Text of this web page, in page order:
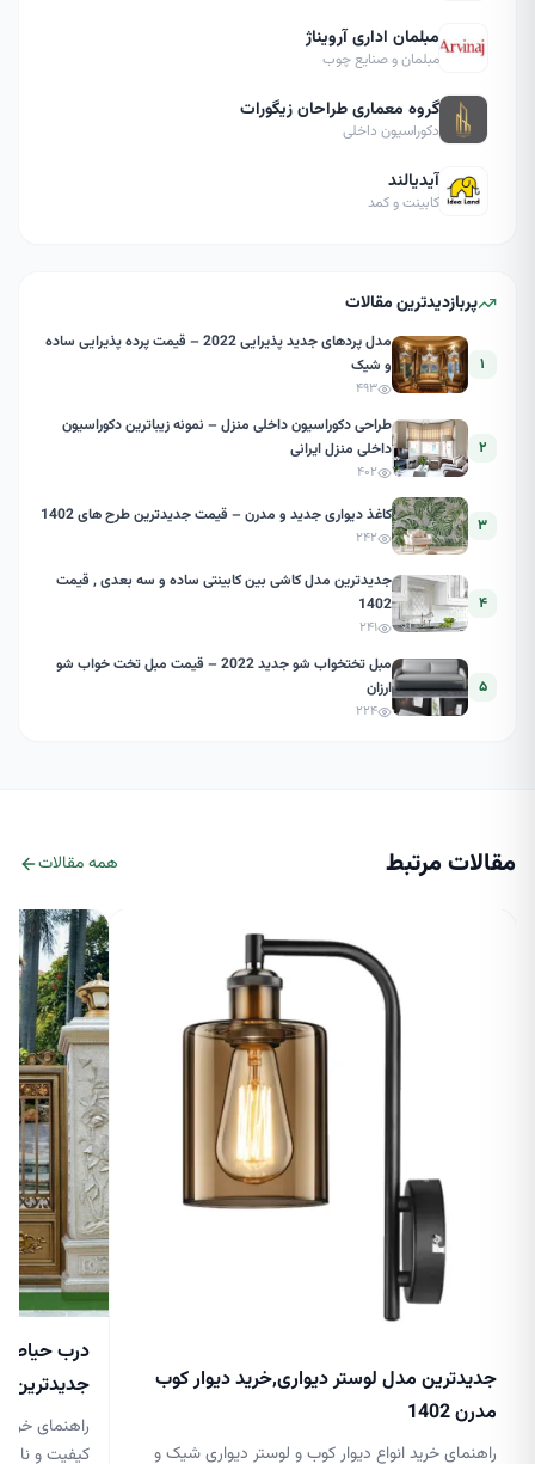
مبلمان اداری آرویناژ
مبلمان و صنایع چوب
گروه معماری طراحان زیگورات
دکوراسیون داخلی
آیدیالند
کابینت و کمد
پربازدیدترین مقالات
۱
مدل پردهای جدید پذیرایی 2022 – قیمت پرده پذیرایی ساده
و شیک
۴۹۳
۲
طراحی دکوراسیون داخلی منزل – نمونه زیباترین دکوراسیون
داخلی منزل ایرانی
۴۰۲
۳ کاغذ دیواری جدید و مدرن – قیمت جدیدترین طرح های 1402
۲۴۲
۴
جدیدترین مدل کاشی بین کابینتی ساده و سه بعدی , قیمت
1402
۲۴۱
۵
مبل تختخواب شو جدید 2022 – قیمت مبل تخت خواب شو
ارزان
۲۲۴
مقالات مرتبط همه مقالات
جدیدترین مدل لوستر دیواری,خرید دیوار کوب
مدرن 1402
راهنمای خرید انواع دیوار کوب و لوستر دیواری شیک و
درب حیاط
جدیدترین
راهنمای
کیفیت و